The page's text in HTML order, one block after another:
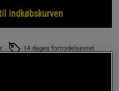
indkøbskurven
14 dages fortrydelsesret